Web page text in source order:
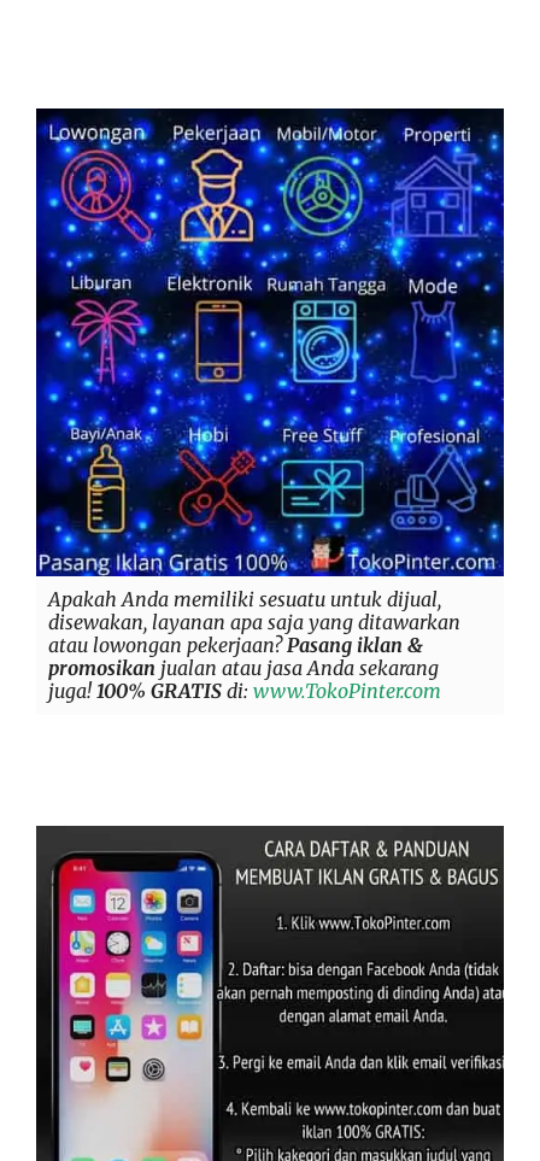
Apakah Anda memiliki sesuatu untuk dijual,
disewakan, layanan apa saja yang ditawarkan
atau lowongan pekerjaan?Pasang iklan &
promosikan jualan atau jasa Anda sekarang
juga! 100% GRATIS di: www.TokoPinter.com